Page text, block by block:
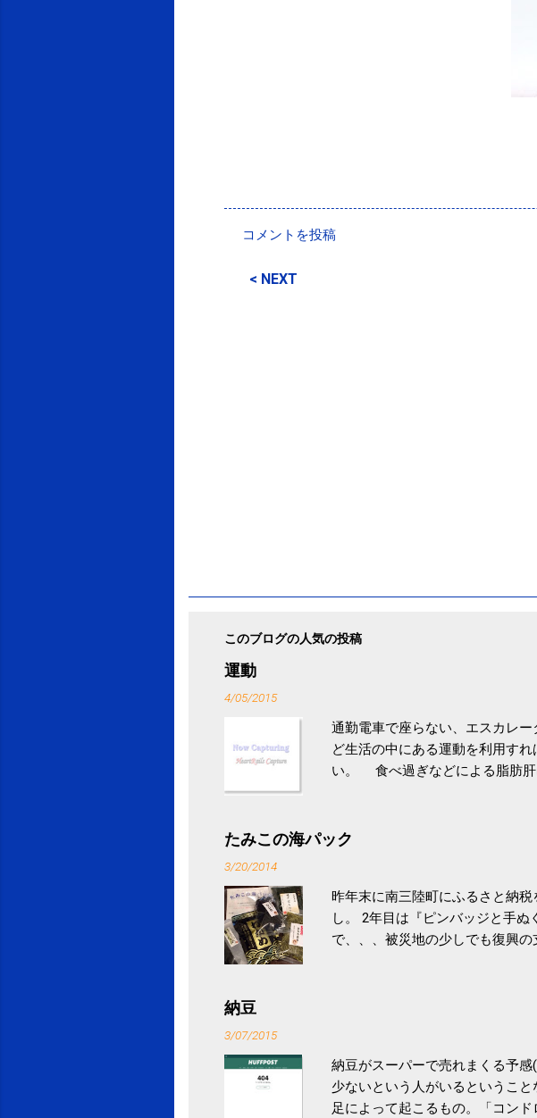
メ
コメントを投稿
< NEXT
このブログの人気の投稿
運動
4/05/2015
通勤電車で座らない、エスカレ
ど生活の中にある運動を利用す
い。 食べ過ぎなどによる脂肪肝
ル性脂肪性肝疾患。体重は減ら
続けることが有用」としている
たみこの海パック
3/20/2014
昨年末に南三陸町にふるさと納
し。 2年目は『ピンバッジと手
で、、、被災地の少しでも復興
税になるということもあって始
納豆
3/07/2015
納豆がスーパーで売れまくる予
少ないという人がいるというこ
足によって起こるもの。「コン